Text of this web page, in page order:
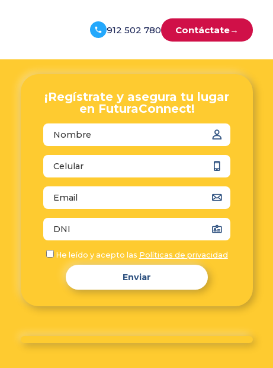
912 502 780 Contáctate→
¡Regístrate y asegura tu lugar
en FuturaConnect!
autocomplete="email"
autocomplete="off"
He leído y acepto las Políticas de privacidad
Enviar